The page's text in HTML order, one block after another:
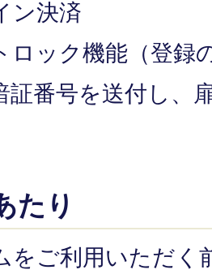
ン決済
ロック機能（登録
証番号を送付し、
たり
をご利用いただく